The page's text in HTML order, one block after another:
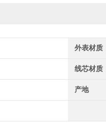
外表材质
线芯材质
产地